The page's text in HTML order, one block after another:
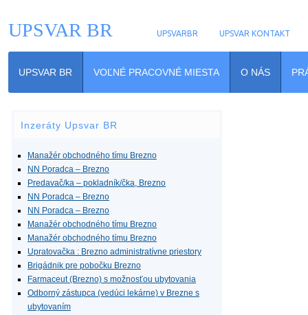
UPSVAR BR UPSVARBR UPSVAR KONTAKT
UPSVAR BR VOĽNÉ PRACOVNÉ MIESTA O NÁS
Inzeráty Upsvar BR
Manažér obchodného tímu Brezno
NN Poradca – Brezno
Predavač/ka – pokladník/čka, Brezno
NN Poradca – Brezno
NN Poradca – Brezno
Manažér obchodného tímu Brezno
Manažér obchodného tímu Brezno
Upratovačka : Brezno administratívne priestory
Brigádnik pre pobočku Brezno
Farmaceut (Brezno) s možnosťou ubytovania
Odborný zástupca (vedúci lekárne) v Brezne s
ubytovaním